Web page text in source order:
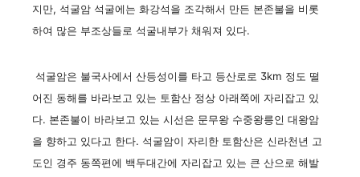
지만, 석굴암 석굴에는 화강석을 조각해서 만든 본존불을 비롯
하여 많은 부조상들로 석굴내부가 채워져 있다.
석굴암은 불국사에서 산등성이를 타고 등산로로 3km 정도 떨
어진 동해를 바라보고 있는 토함산 정상 아래쪽에 자리잡고 있
다. 본존불이 바라보고 있는 시선은 문무왕 수중왕릉인 대왕암
을 향하고 있다고 한다. 석굴암이 자리한 토함산은 신라천년 고
도인 경주 동쪽편에 백두대간에 자리잡고 있는 큰 산으로 해발